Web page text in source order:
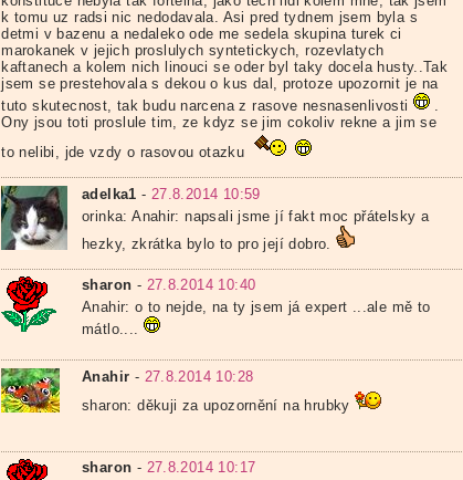
k tomu uz radsi nic nedodavala. Asi pred tydnem jsem byla s
detmi v bazenu a nedaleko ode me sedela skupina turek ci
marokanek v jejich proslulych syntetickych, rozevlatych
kaftanech a kolem nich linouci se oder byl taky docela husty..Tak
jsem se prestehovala s dekou o kus dal, protoze upozornit je na
tuto skutecnost, tak budu narcena z rasove nesnasenlivosti
.
Ony jsou toti proslule tim, ze kdyz se jim cokoliv rekne a jim se
to nelibi, jde vzdy o rasovou otazku
adelka1 - 27.8.2014 10:59
orinka: Anahir: napsali jsme jí fakt moc přátelsky a
hezky, zkrátka bylo to pro její dobro.
sharon - 27.8.2014 10:40
Anahir: o to nejde, na ty jsem já expert ...ale mě to
mátlo....
Anahir - 27.8.2014 10:28
sharon: děkuji za upozornění na hrubky
sharon - 27.8.2014 10:17